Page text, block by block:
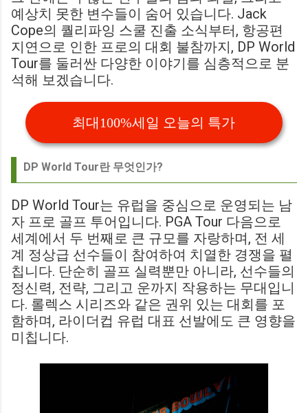
예상치 못한 변수들이 숨어 있습니다. Jack
Cope의 퀄리파잉 스쿨 진출 소식부터, 항공편
지연으로 인한 프로의 대회 불참까지, DP World
Tour를 둘러싼 다양한 이야기를 심층적으로 분
석해 보겠습니다.
최대100%세일 오늘의 특가
DP World Tour란 무엇인가?
DP World Tour는 유럽을 중심으로 운영되는 남
자 프로 골프 투어입니다. PGA Tour 다음으로
세계에서 두 번째로 큰 규모를 자랑하며, 전 세
계 정상급 선수들이 참여하여 치열한 경쟁을 펼
칩니다. 단순히 골프 실력뿐만 아니라, 선수들의
정신력, 전략, 그리고 운까지 작용하는 무대입니
다. 롤렉스 시리즈와 같은 권위 있는 대회를 포
함하며, 라이더컵 유럽 대표 선발에도 큰 영향을
미칩니다.